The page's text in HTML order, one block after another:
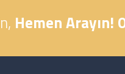
Hemen Arayın!